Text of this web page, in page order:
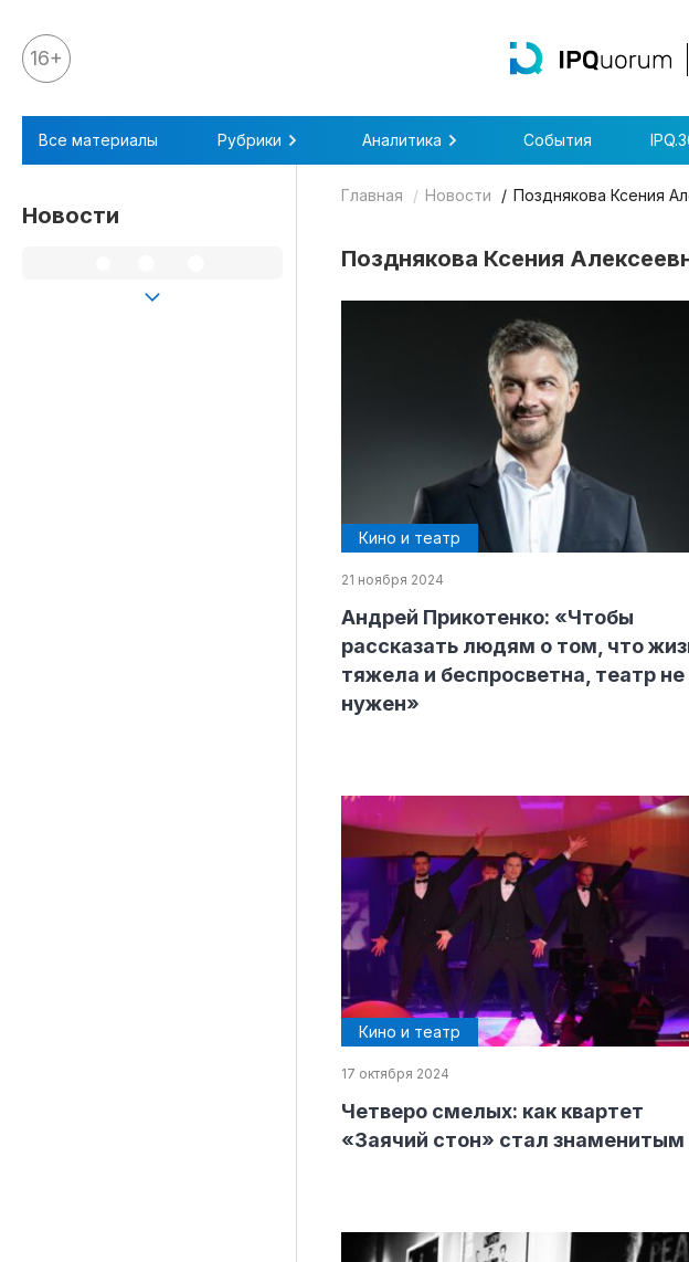
Все материалы
Аналитика
Аналитика
Интеллектуальная собственность и креативные индустрии
16+
Все материалы Рубрики Аналитика События
Новости
Главная Новости Позднякова Ксения
Позднякова Ксения
Кино и театр
21 ноября 2024
Андрей Прикотенко: «Чтобы
рассказать людям о том, что
тяжела и беспросветна, театр не
нужен»
Кино и театр
17 октября 2024
Четверо смелых: как квартет
«Заячий стон» стал знаменитым